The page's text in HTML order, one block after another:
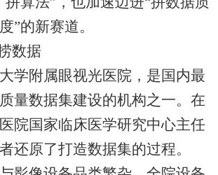
”的新赛道。
数据
附属眼视光医院，是国内最
量数据集建设的机构之一。在
院国家临床医学研究中心主任
还原了打造数据集的过程。